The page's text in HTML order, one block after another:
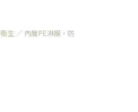
生 ／ 內層PE淋膜，防